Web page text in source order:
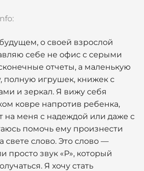
о своей взрослой
себе не офис с серыми
отчеты, а маленькую
полную игрушек, книжек с
и зеркал. Я вижу себя
ковре напротив ребенка,
на меня с надеждой или даже с
помочь ему произнести
свете слово. Это слово —
просто звук «Р», который
Я хочу стать